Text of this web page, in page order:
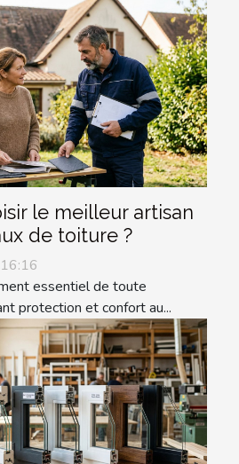
le meilleur artisan
de toiture ?
essentiel de toute
protection et confort au...